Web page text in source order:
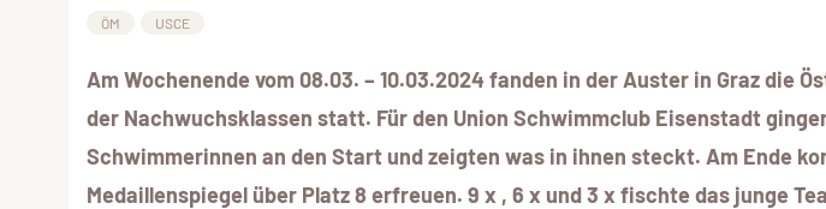
ÖM USCE
Am Wochenende vom 08.03. – 10.03.2024 fanden in der Auster in Graz die
der Nachwuchsklassen statt. Für den Union Schwimmclub Eisenstadt
Schwimmerinnen an den Start und zeigten was in ihnen steckt. Am Ende
Medaillenspiegel über Platz 8 erfreuen. 9 x , 6 x und 3 x fischte das junge